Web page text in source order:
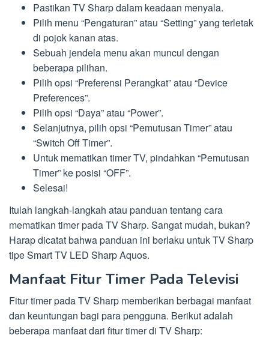
Pastikan TV Sharp dalam keadaan menyala.
Pilih menu “Pengaturan” atau “Setting” yang terletak
di pojok kanan atas.
Sebuah jendela menu akan muncul dengan
beberapa pilihan.
Pilih opsi “Preferensi Perangkat” atau “Device
Preferences”.
Pilih opsi “Daya” atau “Power”.
Selanjutnya, pilih opsi “Pemutusan Timer” atau
“Switch Off Timer”.
Untuk mematikan timer TV, pindahkan “Pemutusan
Timer” ke posisi “OFF”.
Selesai!
Itulah langkah-langkah atau panduan tentang cara
mematikan timer pada TV Sharp. Sangat mudah, bukan?
Harap dicatat bahwa panduan ini berlaku untuk TV Sharp
tipe Smart TV LED Sharp Aquos.
Manfaat Fitur Timer Pada Televisi
Fitur timer pada TV Sharp memberikan berbagai manfaat
dan keuntungan bagi para pengguna. Berikut adalah
beberapa manfaat dari fitur timer di TV Sharp: